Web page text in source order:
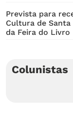
Prevista para
Cultura de
da Feira do Livro
Colunistas